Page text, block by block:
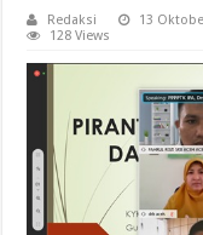
Redaksi 13
128 Views